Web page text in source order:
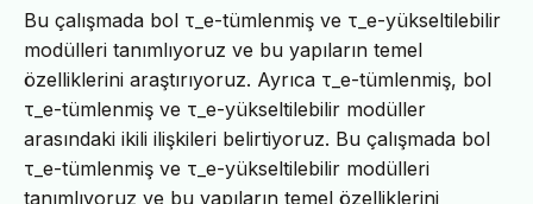
Bu çalışmada bol τ_e-tümlenmiş ve τ_e-yükseltilebilir
modülleri tanımlıyoruz ve bu yapıların temel
özelliklerini araştırıyoruz. Ayrıca τ_e-tümlenmiş, bol
τ_e-tümlenmiş ve τ_e-yükseltilebilir modüller
arasındaki ikili ilişkileri belirtiyoruz. Bu çalışmada bol
τ_e-tümlenmiş ve τ_e-yükseltilebilir modülleri
tanımlıyoruz ve bu yapıların temel özelliklerini